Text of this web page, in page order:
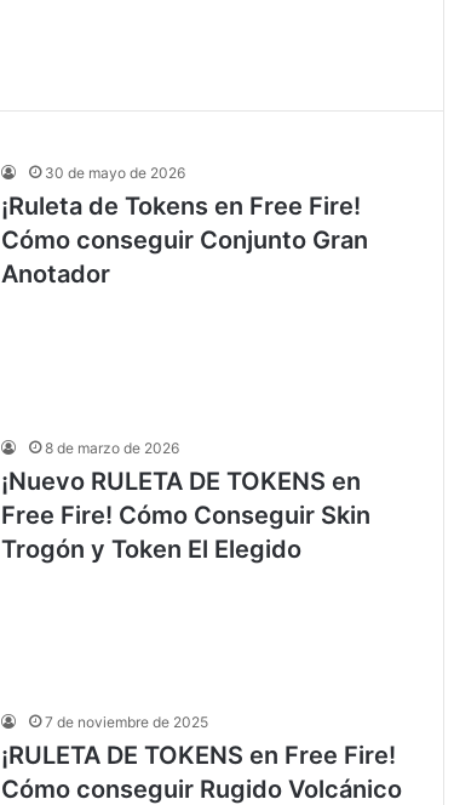
30 de mayo de 2026
¡Ruleta de Tokens en Free Fire!
Cómo conseguir Conjunto Gran
Anotador
8 de marzo de 2026
¡Nuevo RULETA DE TOKENS en
Free Fire! Cómo Conseguir Skin
Trogón y Token El Elegido
7 de noviembre de 2025
¡RULETA DE TOKENS en Free Fire!
Cómo conseguir Rugido Volcánico